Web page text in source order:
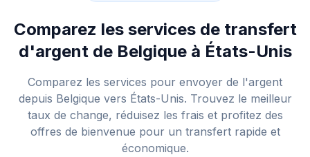
Comparez les services de transfert
d'argent de Belgique à États-Unis
Comparez les services pour envoyer de l'argent
depuis Belgique vers États-Unis. Trouvez le meilleur
taux de change, réduisez les frais et profitez des
offres de bienvenue pour un transfert rapide et
économique.